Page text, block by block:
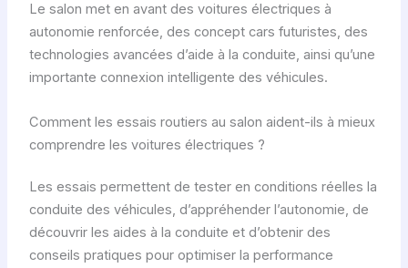
Le salon met en avant des voitures électriques à
autonomie renforcée, des concept cars futuristes, des
technologies avancées d’aide à la conduite, ainsi qu’une
importante connexion intelligente des véhicules.
Comment les essais routiers au salon aident-ils à mieux
comprendre les voitures électriques ?
Les essais permettent de tester en conditions réelles la
conduite des véhicules, d’appréhender l’autonomie, de
découvrir les aides à la conduite et d’obtenir des
conseils pratiques pour optimiser la performance